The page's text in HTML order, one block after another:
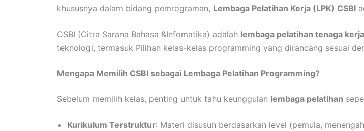
khususnya dalam bidang pemrograman, Lembaga Pelatihan Kerja (LPK) CSBI
CSBI (Citra Sarana Bahasa &Infomatika) adalah lembaga pelatihan tenaga kerja
teknologi, termasuk Pilihan kelas-kelas programming yang dirancang sesuai
Mengapa Memilih CSBI sebagai Lembaga Pelatihan Programming?
Sebelum memilih kelas, penting untuk tahu keunggulan lembaga pelatihan
Kurikulum Terstruktur: Materi disusun berdasarkan level (pemula,